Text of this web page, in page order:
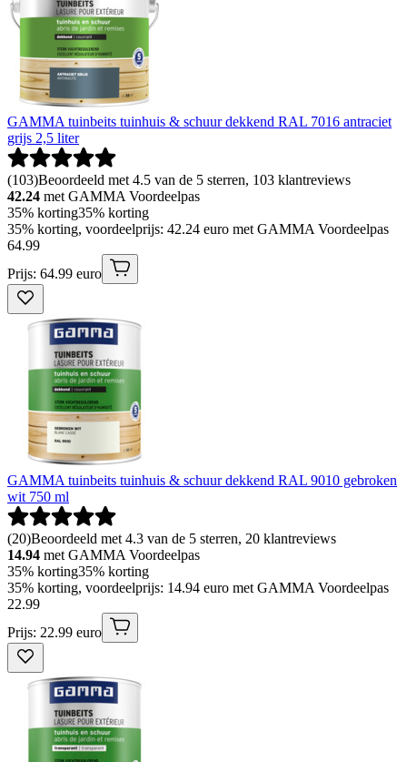
GAMMA tuinbeits tuinhuis & schuur dekkend RAL 7016 antraciet
grijs 2,5 liter
(103)Beoordeeld met 4.5 van de 5 sterren, 103 klantreviews
42.24 met GAMMA Voordeelpas
35% korting35% korting
35% korting, voordeelprijs: 42.24 euro met GAMMA Voordeelpas
64.99
Prijs: 64.99 euro
GAMMA tuinbeits tuinhuis & schuur dekkend RAL 9010 gebroken
wit 750 ml
(20)Beoordeeld met 4.3 van de 5 sterren, 20 klantreviews
14.94 met GAMMA Voordeelpas
35% korting35% korting
35% korting, voordeelprijs: 14.94 euro met GAMMA Voordeelpas
22.99
Prijs: 22.99 euro